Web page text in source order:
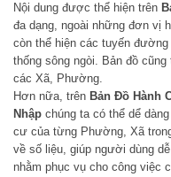
Nội dung được thể hiện trên
đa dạng, ngoài những đơn vị
còn thể hiện các tuyến
thống sông ngòi. Bản đồ
các Xã, Phường.
Hơn nữa, trên Bản Đồ Hành
Nhập chúng ta có thể dể
cư của từng Phường, Xã
về số liệu, giúp người dùng
nhằm phục vụ cho công việc